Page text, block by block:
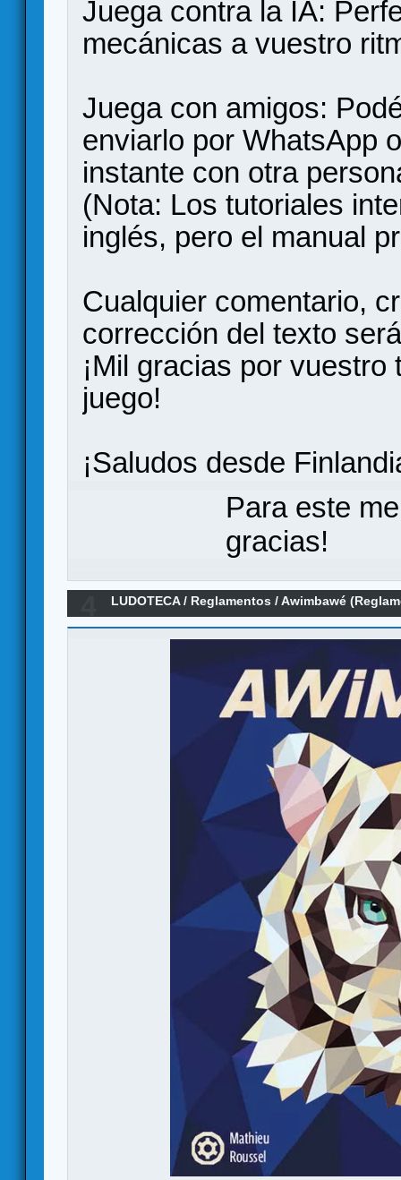
Juega contra la IA:
mecánicas a vuestro
Juega con amigos:
enviarlo por WhatsApp
instante con otra
(Nota: Los tutoriales
inglés, pero el manual
Cualquier comentario,
corrección del texto
¡Mil gracias por
juego!
¡Saludos desde
Para este
gracias!
LUDOTECA/ Reglamentos /Awimbawé